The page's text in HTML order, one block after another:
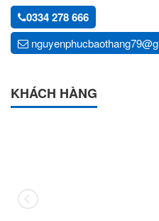
0334 278 666
KHÁCH HÀNG